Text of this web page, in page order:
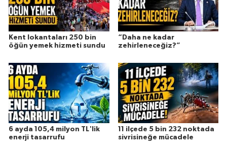
Kent lokantaları 250 bin
öğün yemek hizmeti sundu
“Daha ne kadar
zehirleneceğiz?”
6 ayda 105,4 milyon TL'lik
enerji tasarrufu
11 ilçede 5 bin 232 noktada
sivrisineğe mücadele